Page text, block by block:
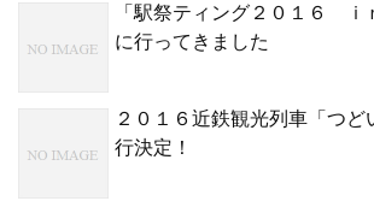
「駅祭ティング２０１６ ｉ
に行ってきました
２０１６近鉄観光列車「つど
行決定！